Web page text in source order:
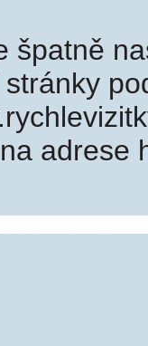
špatně
adrese